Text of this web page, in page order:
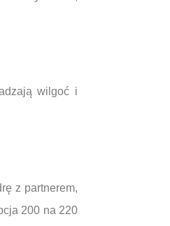
wilgoć i
z partnerem,
200 na 220